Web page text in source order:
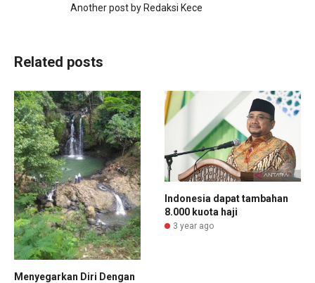
Another post by Redaksi Kece
Related posts
Menyegarkan Diri Dengan
Indonesia dapat tambahan
8.000 kuota haji
3 year ago